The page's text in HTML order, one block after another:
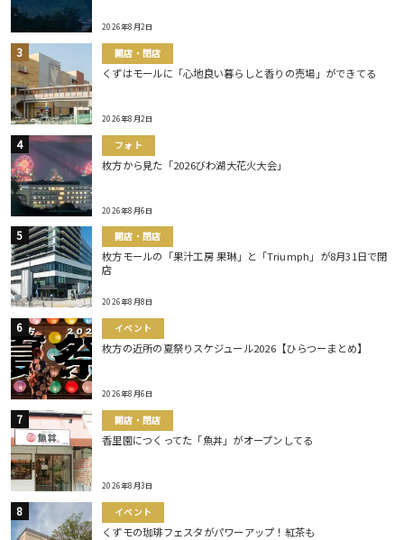
2026年8月2日
開店・閉店
くずはモールに「心地良い暮らしと香りの売場」ができてる
2026年8月2日
フォト
枚方から見た「2026びわ湖大花火大会」
2026年8月6日
開店・閉店
枚方モールの「果汁工房 果琳」と「Triumph」が8月31日で閉
店
2026年8月8日
イベント
枚方の近所の夏祭りスケジュール2026【ひらつーまとめ】
2026年8月6日
開店・閉店
香里園につくってた「魚丼」がオープンしてる
2026年8月3日
イベント
くずモの珈琲フェスタがパワーアップ！紅茶も